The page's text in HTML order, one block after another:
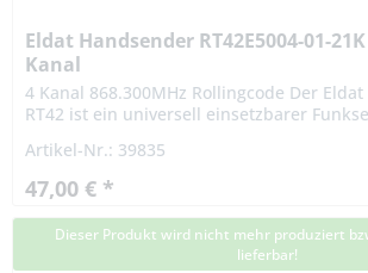
Eldat Handsender RT42E5004-01-
Kanal
4 Kanal 868.300MHz Rollingcode Der
RT42 ist ein universell einsetzbarer
verfügbaren...
Artikel-Nr.: 39835
47,00 € *
Dieser Produkt wird nicht mehr produziert
lieferbar!